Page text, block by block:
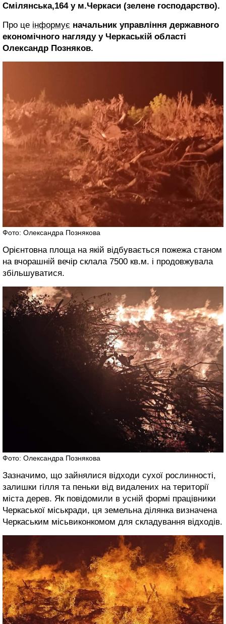
Смілянська,164 у м.Черкаси (зелене господарство).
Про це інформує начальник управління державного
економічного нагляду у Черкаській області
Олександр Позняков.
Фото: Олександра Познякова
Орієнтовна площа на якій відбувається пожежа станом
на вчорашній вечір склала 7500 кв.м. і продовжувала
збільшуватися.
Фото: Олександра Познякова
Зазначимо, що зайнялися відходи сухої рослинності,
залишки гілля та пеньки від видалених на території
міста дерев. Як повідомили в усній формі працівники
Черкаської міськради, ця земельна ділянка визначена
Черкаським місьвиконкомом для складування відходів.